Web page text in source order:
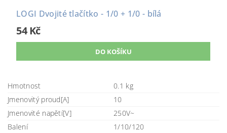
LOGI Dvojité tlačítko - 1/0 + 1/0 - bílá
54 Kč
Hmotnost
0.1 kg
Jmenovitý proud[A]
10
Jmenovité napětí[V]
250V~
Balení
1/10/120